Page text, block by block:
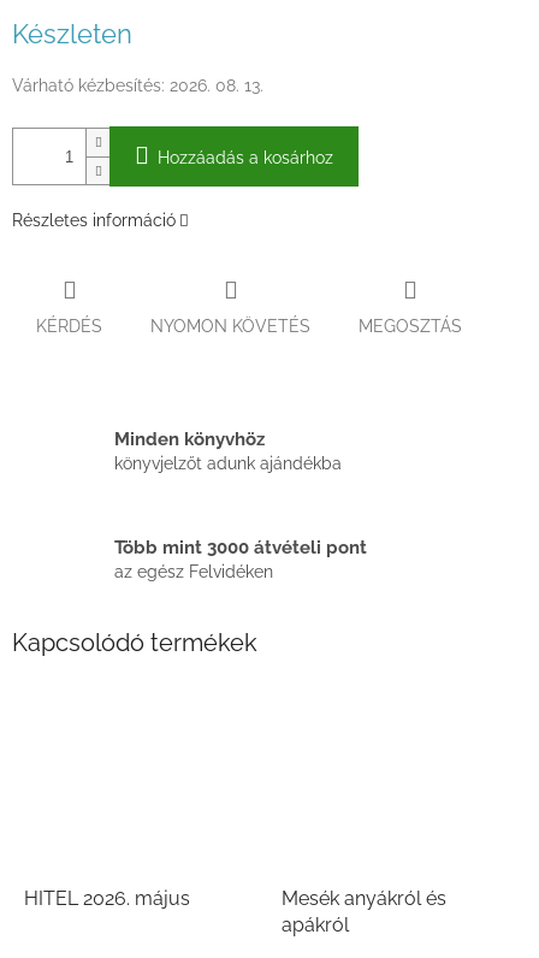
Készleten
Várható kézbesítés: 2026. 08. 13.
Hozzáadás a kosárhoz
Részletes információ
KÉRDÉS NYOMON KÖVETÉS MEGOSZTÁS
Minden könyvhöz
könyvjelzőt adunk ajándékba
Több mint 3000 átvételi pont
az egész Felvidéken
Kapcsolódó termékek
HITEL 2026. május
Mesék anyákról és
apákról